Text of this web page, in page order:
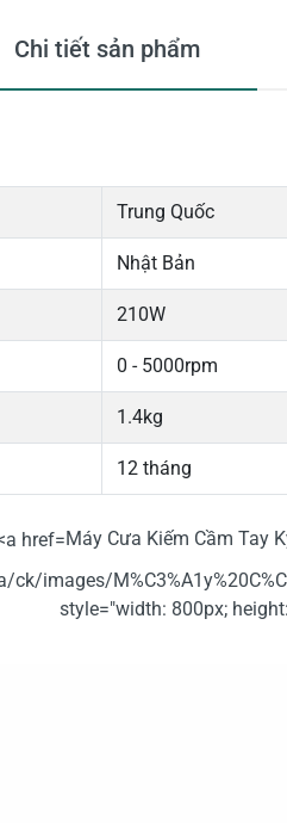
Chi tiết sản phẩm
Trung Quốc
Nhật Bản
210W
0 - 5000rpm
1.4kg
12 tháng
Máy Cưa Kiếm Cầm Tay
images/
style="width: 800px;